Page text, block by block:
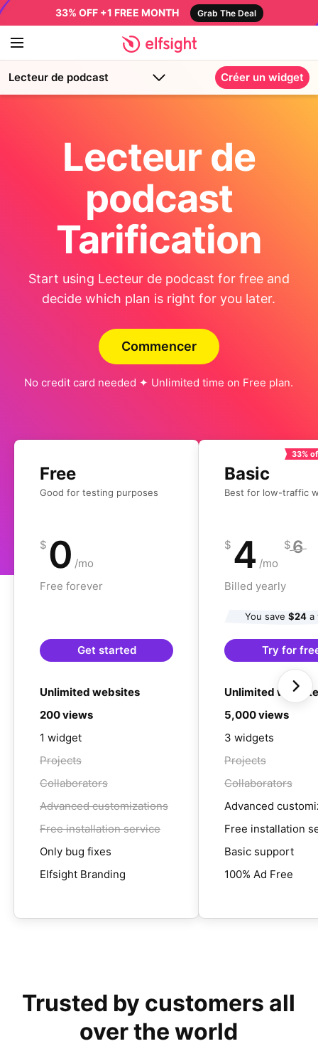
33% OFF +1 FREE MONTH Grab The Deal
Lecteur de podcast Créer un widget
Lecteur de
podcast
Tarification
Start using Lecteur de podcast for free and
decide which plan is right for you later.
Commencer
No credit card needed ✦ Unlimited time on Free plan.
Free
Good for testing purposes
$ 0 /mo
Free forever
Get started
Unlimited websites
200 views
1 widget
Projects
Collaborators
Advanced customizations
Free installation service
Only bug fixes
Elfsight Branding
Basic
Best for low-traffic
33%
$ 4 /mo
$6
Billed yearly
You save $24a
Try for
Unlimited
5,000 views
3 widgets
Projects
Collaborators
Advanced
Free installation
Basic support
100% Ad Free
Trusted by customers all
over the world